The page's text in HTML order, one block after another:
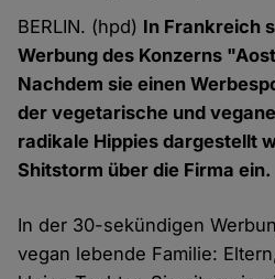
BERLIN. (hpd) In Frankreich
Werbung des Konzerns
Nachdem sie einen
der vegetarische und
radikale Hippies dargestellt
Shitstorm über die Firma ein.
In der 30-sekündigen
vegan lebende Familie: